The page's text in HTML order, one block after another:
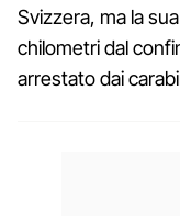
Svizzera, ma la
chilometri dal
arrestato dai